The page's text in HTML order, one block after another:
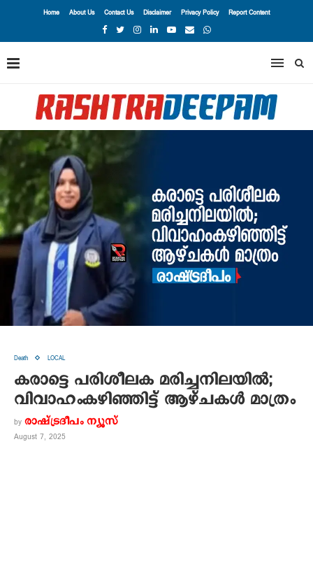
Home About Us Contact Us Disclaimer Privacy Policy Report Content
Death LOCAL
കരാട്ടെ പരിശീലക മരിച്ചനിലയില്‍;
വിവാഹംകഴിഞ്ഞിട്ട് ആഴ്ചകള്‍ മാത്രം
by രാഷ്ട്രദീപം ന്യൂസ്‌
August 7, 2025